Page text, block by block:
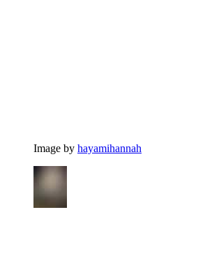
Image by hayamihannah